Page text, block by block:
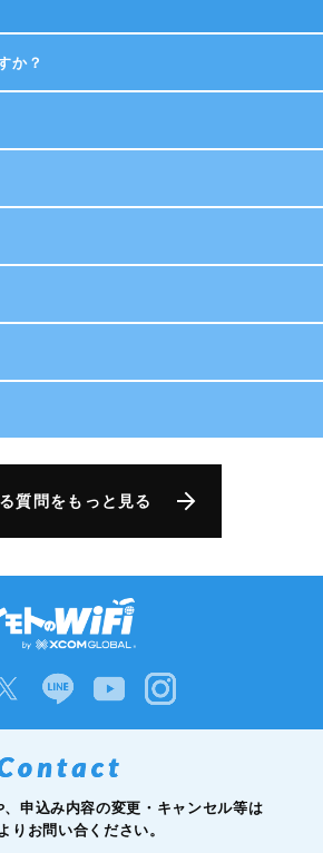
か？
質問をもっと見る
申込み内容の変更・キャンセル等は
りお問い合ください。